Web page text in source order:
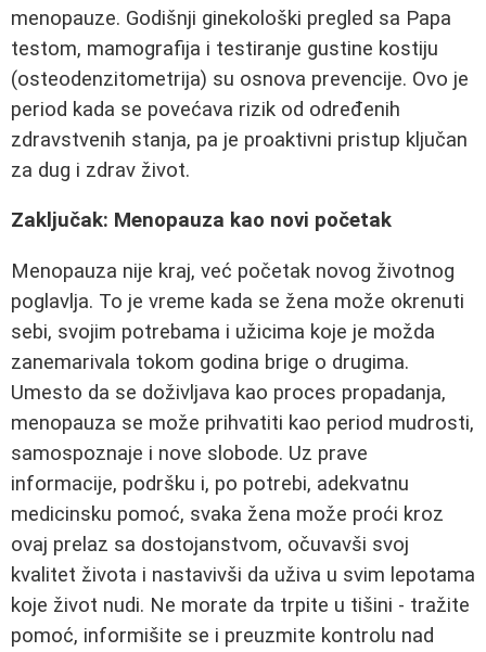
menopauze. Godišnji ginekološki pregled sa Papa
testom, mamografija i testiranje gustine kostiju
(osteodenzitometrija) su osnova prevencije. Ovo je
period kada se povećava rizik od određenih
zdravstvenih stanja, pa je proaktivni pristup ključan
za dug i zdrav život.
Zaključak: Menopauza kao novi početak
Menopauza nije kraj, već početak novog životnog
poglavlja. To je vreme kada se žena može okrenuti
sebi, svojim potrebama i užicima koje je možda
zanemarivala tokom godina brige o drugima.
Umesto da se doživljava kao proces propadanja,
menopauza se može prihvatiti kao period mudrosti,
samospoznaje i nove slobode. Uz prave
informacije, podršku i, po potrebi, adekvatnu
medicinsku pomoć, svaka žena može proći kroz
ovaj prelaz sa dostojanstvom, očuvavši svoj
kvalitet života i nastavivši da uživa u svim lepotama
koje život nudi. Ne morate da trpite u tišini - tražite
pomoć, informišite se i preuzmite kontrolu nad